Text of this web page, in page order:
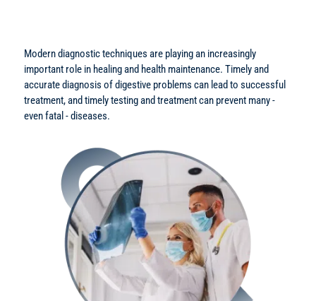
Modern diagnostic techniques are playing an increasingly
important role in healing and health maintenance. Timely and
accurate diagnosis of digestive problems can lead to successful
treatment, and timely testing and treatment can prevent many -
even fatal - diseases.